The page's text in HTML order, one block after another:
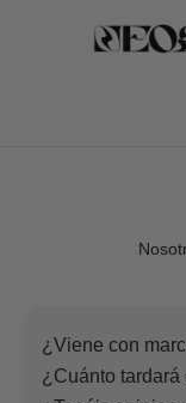
¿Viene con
¿Cuánto